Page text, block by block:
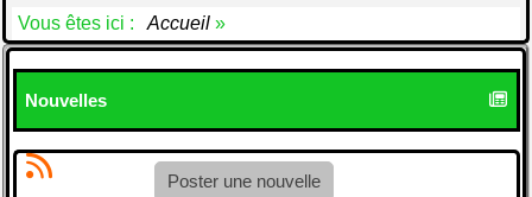
Vous êtes ici : Accueil »
Nouvelles
Poster une nouvelle